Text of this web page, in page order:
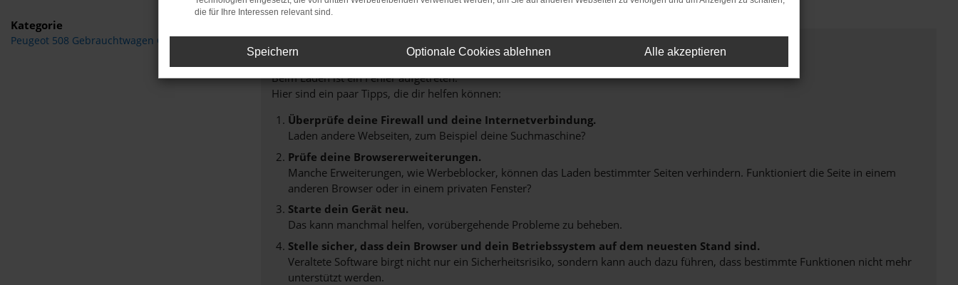
Kategorie
Peugeot 508 Gebrauchtwagen Greifswald Fehler: Network Error
Beim Laden ist ein Fehler aufgetreten.
Hier sind ein paar Tipps, die dir helfen können:
Überprüfe deine Firewall und deine Internetverbindung.
Laden andere Webseiten, zum Beispiel deine Suchmaschine?
Prüfe deine Browsererweiterungen.
Manche Erweiterungen, wie Werbeblocker, können das Laden bestimmter Seiten verhindern. Funktioniert die Seite in einem
anderen Browser oder in einem privaten Fenster?
Starte dein Gerät neu.
Das kann manchmal helfen, vorübergehende Probleme zu beheben.
Stelle sicher, dass dein Browser und dein Betriebssystem auf dem neuesten Stand sind.
Veraltete Software birgt nicht nur ein Sicherheitsrisiko, sondern kann auch dazu führen, dass bestimmte Funktionen nicht mehr
unterstützt werden.
die für Ihre Interessen relevant sind.
Speichern Optionale Cookies ablehnen Alle akzeptieren